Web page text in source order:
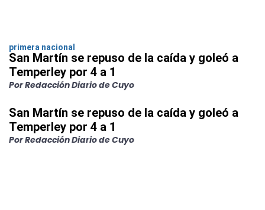
primera nacional
San Martín se repuso de la caída y goleó a
Temperley por 4 a 1
Por Redacción Diario de Cuyo
San Martín se repuso de la caída y goleó a
Temperley por 4 a 1
Por Redacción Diario de Cuyo